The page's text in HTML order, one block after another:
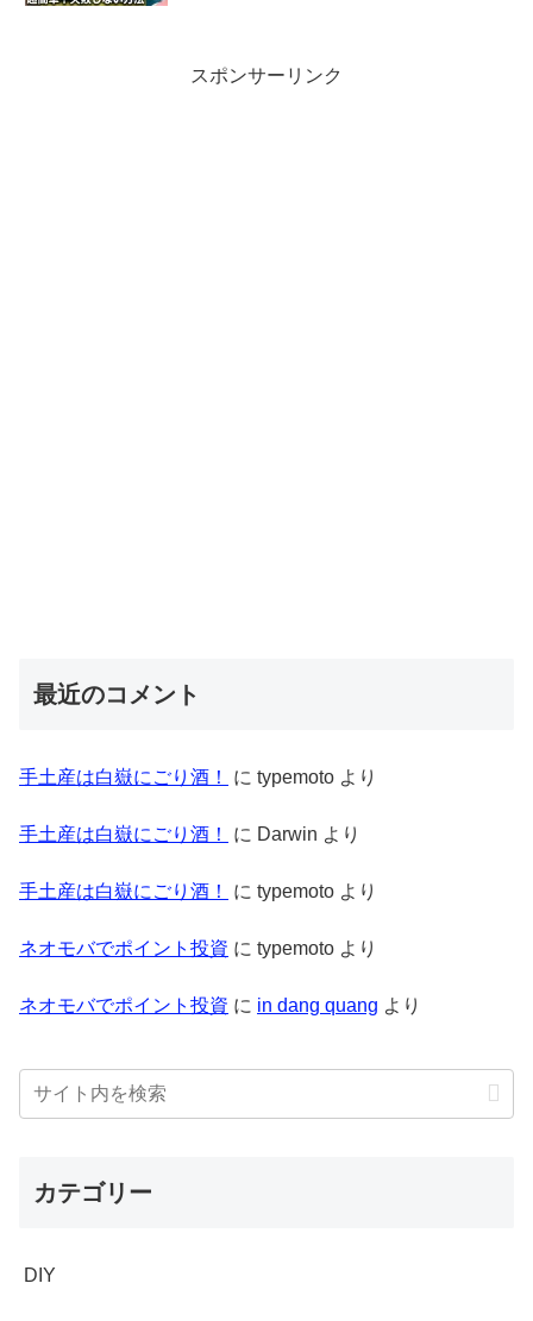
スポンサーリンク
最近のコメント
手土産は白嶽にごり酒！ に typemoto より
手土産は白嶽にごり酒！ に Darwin より
手土産は白嶽にごり酒！ に typemoto より
ネオモバでポイント投資 に typemoto より
ネオモバでポイント投資 に in dang quang より
カテゴリー
DIY